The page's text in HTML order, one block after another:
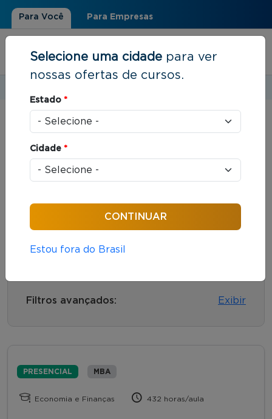
Para Você Para Empresas
Você está aqui
Resultados de busca
Foram encontrados: 311 cursos
Filtros avançados: Exibir
PRESENCIAL MBA
Economia e Finanças 432 horas/aula
Selecione uma cidade para ver
nossas ofertas de cursos.
Estado *
Cidade *
Estou fora do Brasil